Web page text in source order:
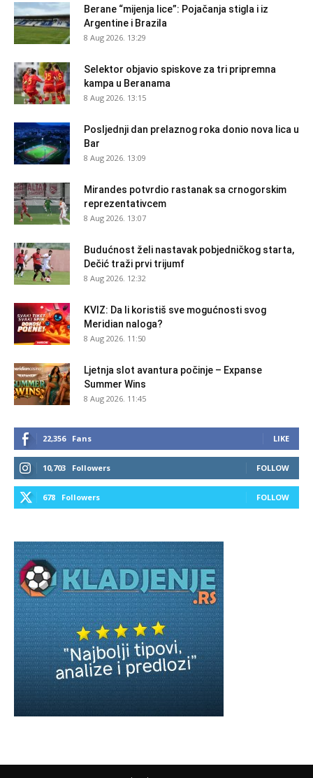
Berane “mijenja lice”: Pojačanja stigla i iz
Argentine i Brazila
8 Aug 2026. 13:29
Selektor objavio spiskove za tri pripremna
kampa u Beranama
8 Aug 2026. 13:15
Posljednji dan prelaznog roka donio nova lica u
Bar
8 Aug 2026. 13:09
Mirandes potvrdio rastanak sa crnogorskim
reprezentativcem
8 Aug 2026. 13:07
Budućnost želi nastavak pobjedničkog starta,
Dečić traži prvi trijumf
8 Aug 2026. 12:32
KVIZ: Da li koristiš sve mogućnosti svog
Meridian naloga?
8 Aug 2026. 11:50
Ljetnja slot avantura počinje – Expanse
Summer Wins
8 Aug 2026. 11:45
22,356 Fans LIKE
10,703 Followers FOLLOW
678 Followers FOLLOW